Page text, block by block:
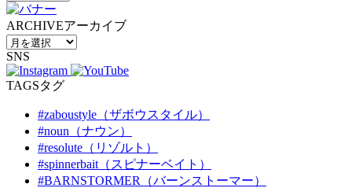
ARCHIVEアーカイブ
SNS
TAGSタグ
#zaboustyle（ザボウスタイル）
#noun（ナウン）
#resolute（リゾルト）
#spinnerbait（スピナーベイト）
#BARNSTORMER（バーンストーマー）